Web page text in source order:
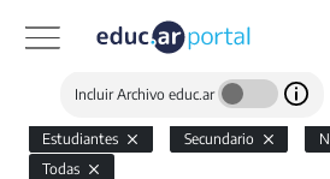
Incluir Archivo educ.ar
Estudiantes Secundario
Todas